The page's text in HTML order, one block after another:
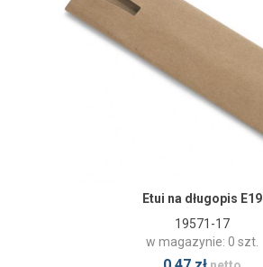
Etui na długopis E19
19571-17
w magazynie: 0 szt.